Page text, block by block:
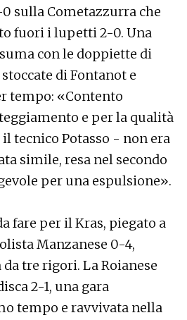
sulla Cometazzurra che
fuori i lupetti 2-0. Una
con le doppiette di
di Fontanot e
tempo: «Contento
e per la qualità
tecnico Potasso - non era
simile, resa nel secondo
per una espulsione».
fare per il Kras, piegato a
Manzanese 0-4,
tre rigori. La Roianese
2-1, una gara
tempo e ravvivata nella